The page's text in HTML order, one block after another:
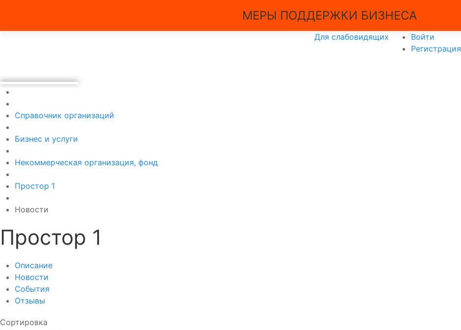
МЕРЫ ПОДДЕРЖКИ БИЗНЕСА
Для слабовидящих
Войти
Регистрация
Справочник организаций
Бизнес и услуги
Некоммерческая организация, фонд
Простор 1
Новости
Простор 1
Описание
Новости
События
Отзывы
Сортировка